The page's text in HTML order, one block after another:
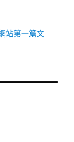
站第一篇文